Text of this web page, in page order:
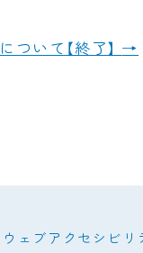
いて【終了】 →
ウェブアクセシビリ